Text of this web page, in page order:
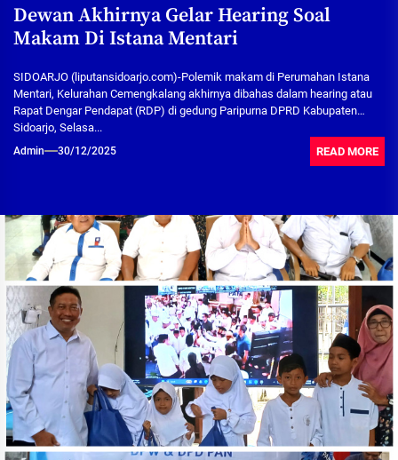
Dewan Akhirnya Gelar Hearing Soal
Makam Di Istana Mentari
SIDOARJO (liputansidoarjo.com)-Polemik makam di Perumahan Istana
Mentari, Kelurahan Cemengkalang akhirnya dibahas dalam hearing atau
Rapat Dengar Pendapat (RDP) di gedung Paripurna DPRD Kabupaten
Sidoarjo, Selasa...
Admin 30/12/2025 READ MORE